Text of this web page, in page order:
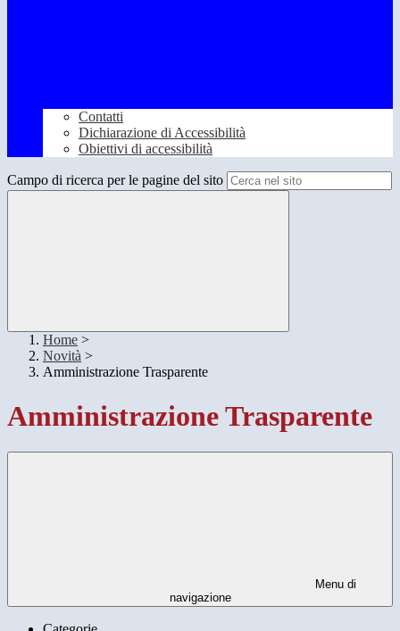
Contatti
Dichiarazione di Accessibilità
Obiettivi di accessibilità
Campo di ricerca per le pagine del sito
Home >
Novità >
Amministrazione Trasparente
Amministrazione Trasparente
Menu di
navigazione